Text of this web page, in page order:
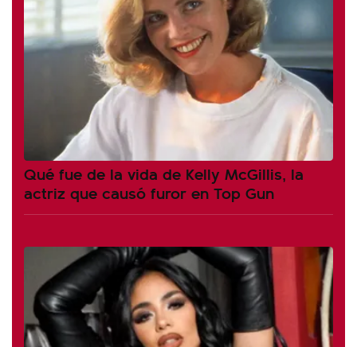
Qué fue de la vida de Kelly McGillis, la
actriz que causó furor en Top Gun